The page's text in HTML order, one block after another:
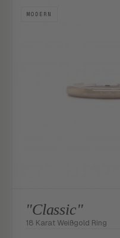
MODERN
"Classic"
18 Karat Weißgold Ring